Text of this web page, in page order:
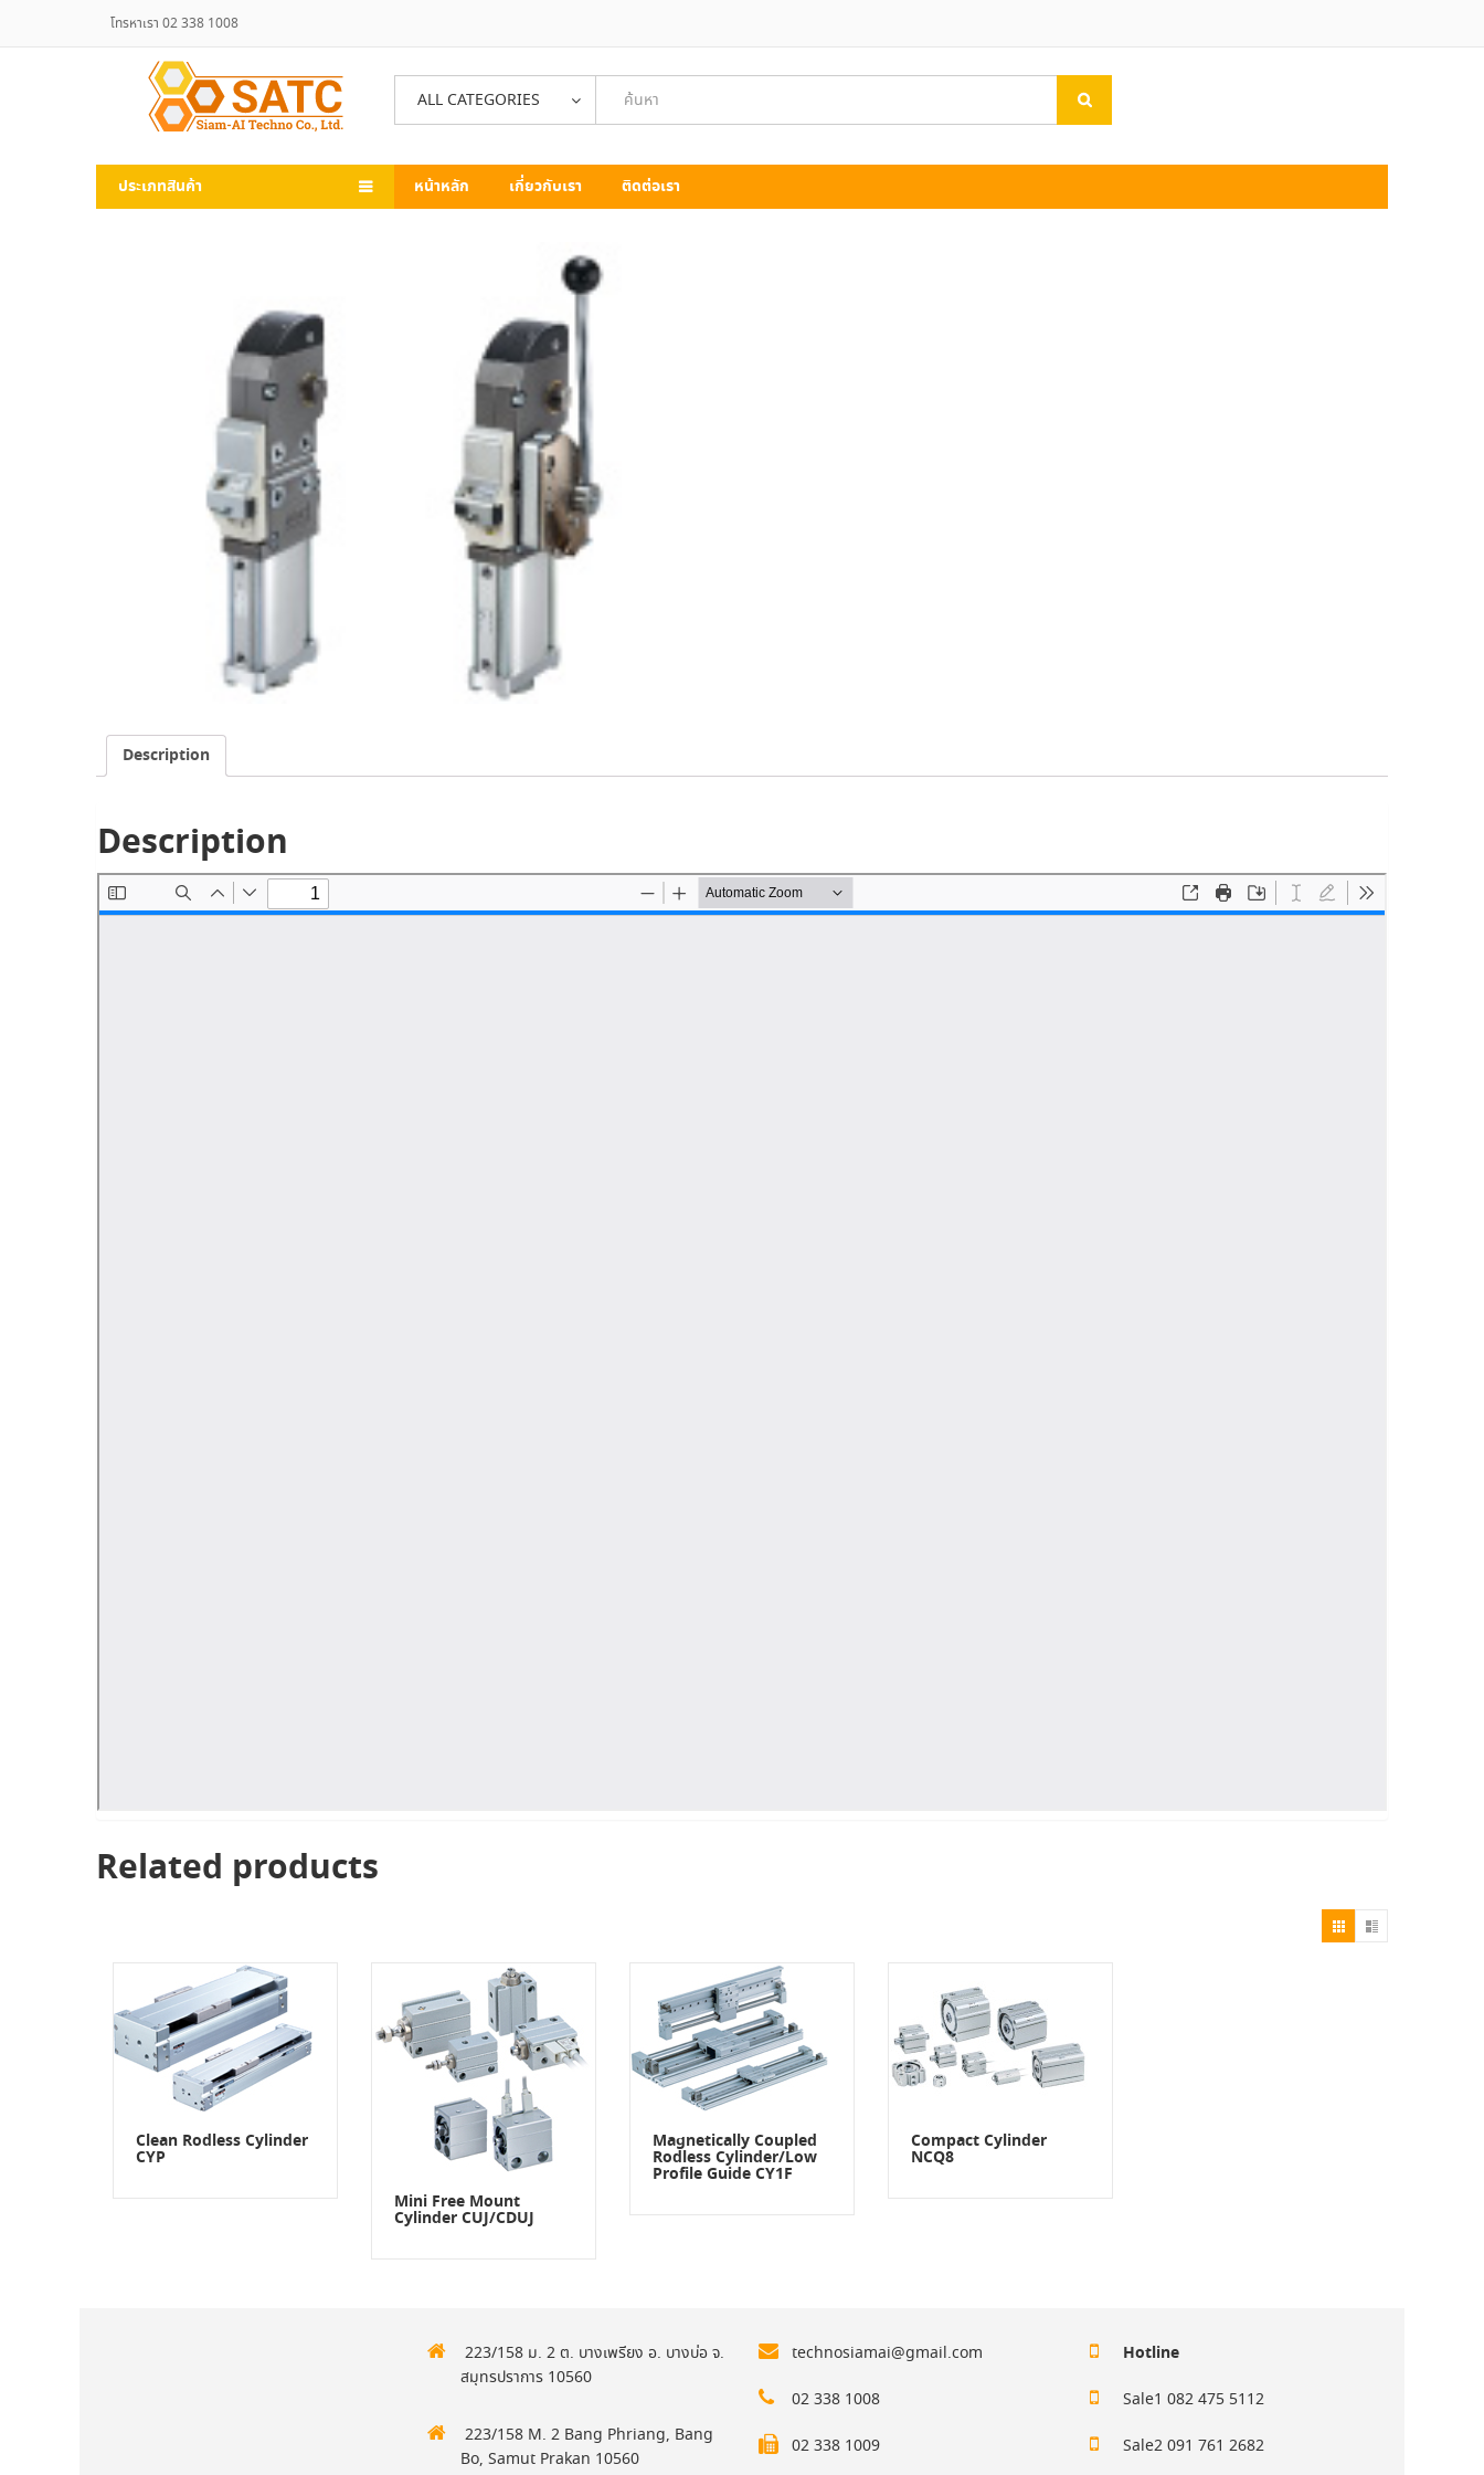
โทรหาเรา 02 338 1008
ALL CATEGORIES
ประเภทสินค้า หน้าหลัก เกี่ยวกับเรา ติดต่อเรา
Description
Description
Related products
Clean Rodless Cylinder
CYP
Mini Free Mount
Cylinder CUJ/CDUJ
Magnetically Coupled
Rodless Cylinder/Low
Profile Guide CY1F
Compact Cylinder
NCQ8
223/158 ม. 2 ต. บางเพรียง อ. บางบ่อ จ.
สมุทรปราการ 10560
223/158 M. 2 Bang Phriang, Bang
Bo, Samut Prakan 10560
technosiamai@gmail.com
02 338 1008
02 338 1009
Hotline
Sale1 082 475 5112
Sale2 091 761 2682